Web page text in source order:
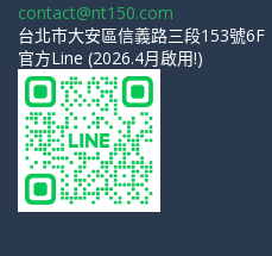
contact@nt150.com
台北市大安區信義路三段153號6F
官方Line (2026.4月啟用!)